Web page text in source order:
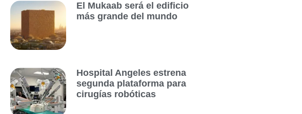
El Mukaab será el edificio
más grande del mundo
Hospital Angeles estrena
segunda plataforma para
cirugías robóticas